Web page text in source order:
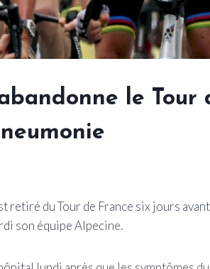
le Tour
du Tour de France six jours
son équipe Alpecine.